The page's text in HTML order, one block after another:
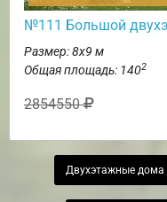
№111 Большой
Размер: 8х9 м
Общая площадь: 1402
2854550
Двухэтажные дома